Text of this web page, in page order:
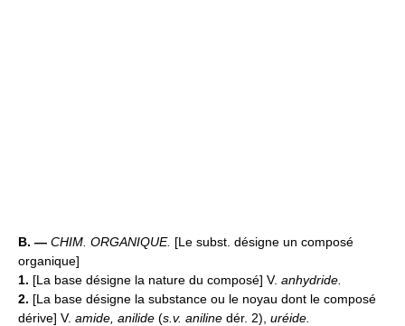
B. — CHIM. ORGANIQUE. [Le subst. désigne un composé
organique]
1. [La base désigne la nature du composé] V. anhydride.
2. [La base désigne la substance ou le noyau dont le composé
dérive] V. amide, anilide (s.v. aniline dér. 2), uréide.